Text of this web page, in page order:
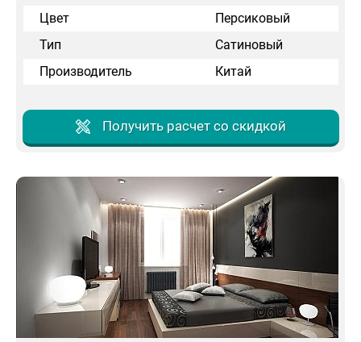
Цвет
Персиковый
Тип
Сатиновый
Производитель
Китай
Получить расчет со скидкой